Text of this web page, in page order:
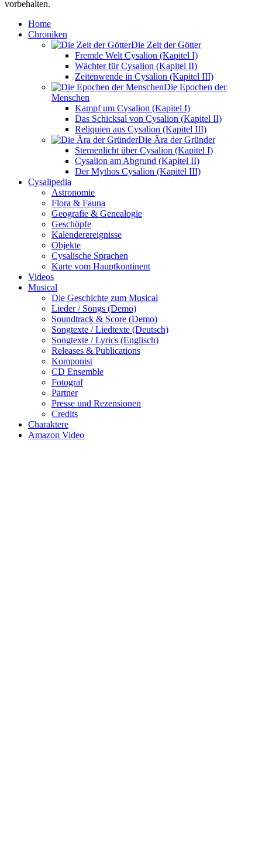
vorbehalten.
Home
Chroniken
Die Zeit der Götter
Fremde Welt Cysalion (Kapitel I)
Wächter für Cysalion (Kapitel II)
Zeitenwende in Cysalion (Kapitel III)
Die Epochen der
Menschen
Kampf um Cysalion (Kapitel I)
Das Schicksal von Cysalion (Kapitel II)
Reliquien aus Cysalion (Kapitel III)
Die Ära der Gründer
Sternenlicht über Cysalion (Kapitel I)
Cysalion am Abgrund (Kapitel II)
Der Mythos Cysalion (Kapitel III)
Cysalipedia
Astronomie
Flora & Fauna
Geografie & Genealogie
Geschöpfe
Kalenderereignisse
Objekte
Cysalische Sprachen
Karte vom Hauptkontinent
Videos
Musical
Die Geschichte zum Musical
Lieder / Songs (Demo)
Soundtrack & Score (Demo)
Songtexte / Liedtexte (Deutsch)
Songtexte / Lyrics (Englisch)
Releases & Publications
Komponist
CD Ensemble
Fotograf
Partner
Presse und Rezensionen
Credits
Charaktere
Amazon Video